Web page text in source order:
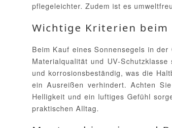
pflegeleichter. Zudem ist es
Wichtige Kriterien beim
Beim Kauf eines Sonnensegels in
Materialqualität und UV-
und korrosionsbeständig, was die
ein Ausreißen verhindert. Achten
Helligkeit und ein luftiges Gefühl
praktischen Alltag.